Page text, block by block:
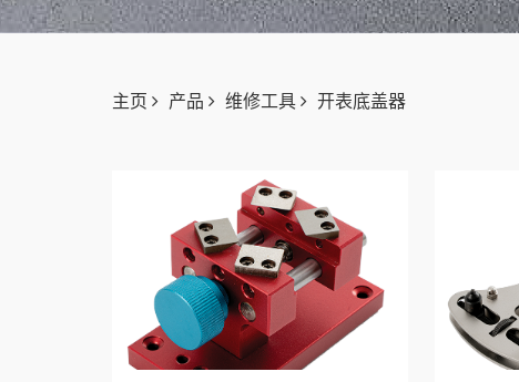
主页 产品 维修工具 开表底盖器